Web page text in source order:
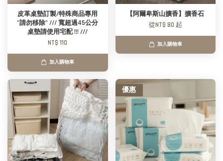
皮革桌墊訂製/特殊商品專用
"請勿移除" /// 寬超過45公分
桌墊請使用宅配 !!! ///
NT$ 110
加入購物車
【阿爾卑斯山擴香】擴香石
從NT$ 80 起
加入購物車
優惠